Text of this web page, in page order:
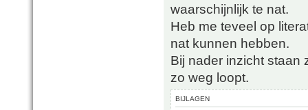
waarschijnlijk te nat.
Heb me teveel op
nat kunnen hebben.
Bij nader inzicht staan
zo weg loopt.
BIJLAGEN